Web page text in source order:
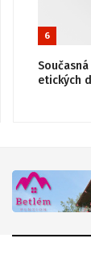
6
etických